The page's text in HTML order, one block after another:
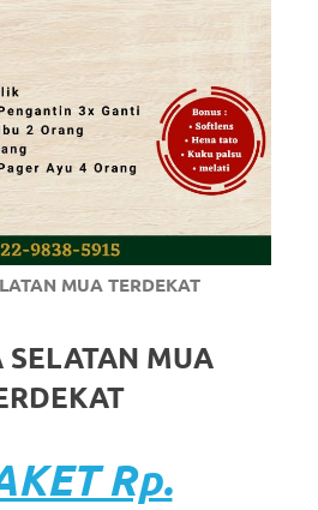
MUA TERDEKAT
SELATAN MUA
Rp.